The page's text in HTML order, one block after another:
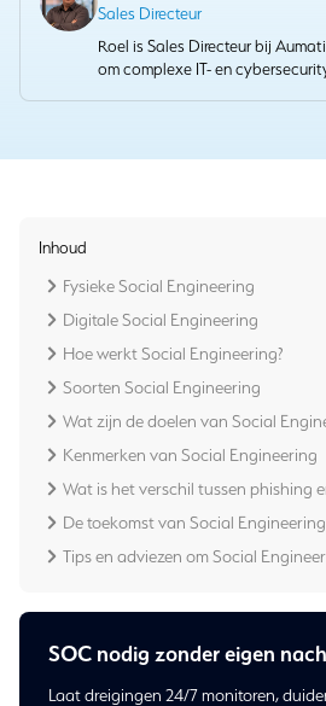
Sales Directeur
Roel is Sales Directeur bij
om complexe IT- en
verbinden met concrete
Inhoud
Fysieke Social Engineering
Digitale Social Engineering
Hoe werkt Social Engineering?
Soorten Social Engineering
Wat zijn de doelen van Social
Kenmerken van Social Engineering
Wat is het verschil tussen phishing
De toekomst van Social Engineering
Tips en adviezen om Social
SOC nodig zonder eigen
Laat dreigingen 24/7 monitoren,